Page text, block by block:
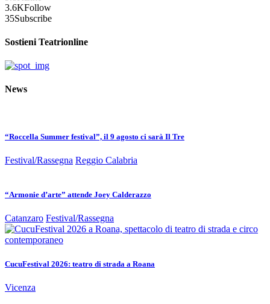
3.6KFollow
35Subscribe
Sostieni Teatrionline
News
“Roccella Summer festival”, il 9 agosto ci sarà Il Tre
Festival/Rassegna Reggio Calabria
“Armonie d’arte” attende Joey Calderazzo
Catanzaro Festival/Rassegna
CucuFestival 2026: teatro di strada a Roana
Vicenza